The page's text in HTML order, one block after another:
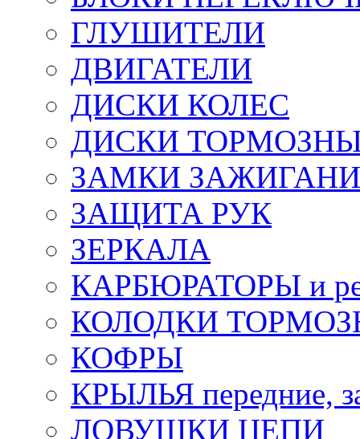
ГЛУШИТЕЛИ
ДВИГАТЕЛИ
ДИСКИ КОЛЕС
ДИСКИ
ЗАМКИ
ЗАЩИТА РУК
ЗЕРКАЛА
КАРБЮРАТОРЫ и
КОЛОДКИ
КОФРЫ
КРЫЛЬЯ передние,
ЛОВУШКИ ЦЕПИ